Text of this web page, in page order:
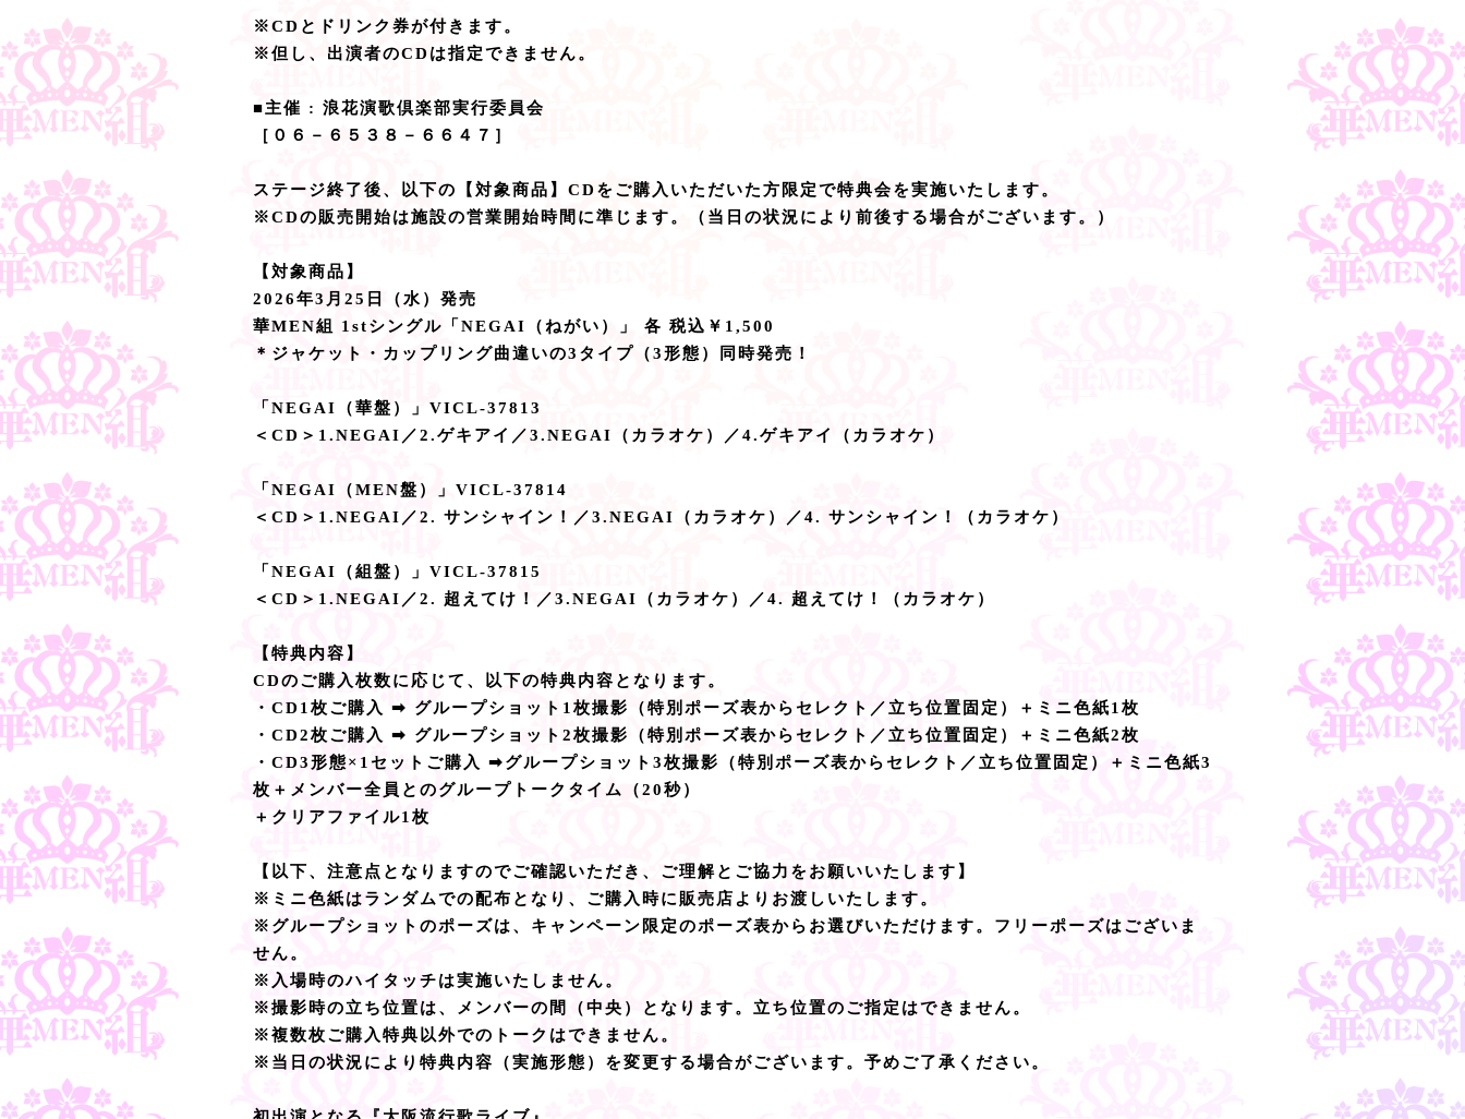
※CDとドリンク券が付きます。
※但し、出演者のCDは指定できません。
■主催 : 浪花演歌倶楽部実行委員会
［０６－６５３８－６６４７］
ステージ終了後、以下の【対象商品】CDをご購入いただいた方限定で特典会を実施いたします。
※CDの販売開始は施設の営業開始時間に準じます。（当日の状況により前後する場合がございます。）
【対象商品】
2026年3月25日（水）発売
華MEN組 1stシングル「NEGAI（ねがい）」 各 税込￥1,500
＊ジャケット・カップリング曲違いの3タイプ（3形態）同時発売！
「NEGAI（華盤）」VICL-37813
＜CD＞1.NEGAI／2.ゲキアイ／3.NEGAI（カラオケ）／4.ゲキアイ（カラオケ）
「NEGAI（MEN盤）」VICL-37814
＜CD＞1.NEGAI／2. サンシャイン！／3.NEGAI（カラオケ）／4. サンシャイン！（カラオケ）
「NEGAI（組盤）」VICL-37815
＜CD＞1.NEGAI／2. 超えてけ！／3.NEGAI（カラオケ）／4. 超えてけ！（カラオケ）
【特典内容】
CDのご購入枚数に応じて、以下の特典内容となります。
・CD1枚ご購入 ➡ グループショット1枚撮影（特別ポーズ表からセレクト／立ち位置固定）＋ミニ色紙1枚
・CD2枚ご購入 ➡ グループショット2枚撮影（特別ポーズ表からセレクト／立ち位置固定）＋ミニ色紙2枚
・CD3形態×1セットご購入 ➡グループショット3枚撮影（特別ポーズ表からセレクト／立ち位置固定）＋ミニ色紙3
枚＋メンバー全員とのグループトークタイム（20秒）
＋クリアファイル1枚
【以下、注意点となりますのでご確認いただき、ご理解とご協力をお願いいたします】
※ミニ色紙はランダムでの配布となり、ご購入時に販売店よりお渡しいたします。
※グループショットのポーズは、キャンペーン限定のポーズ表からお選びいただけます。フリーポーズはございま
せん。
※入場時のハイタッチは実施いたしません。
※撮影時の立ち位置は、メンバーの間（中央）となります。立ち位置のご指定はできません。
※複数枚ご購入特典以外でのトークはできません。
※当日の状況により特典内容（実施形態）を変更する場合がございます。予めご了承ください。